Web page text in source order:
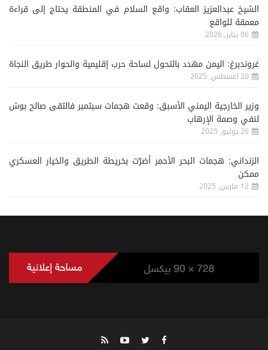
الشيخ عبدالعزيز العقاب: واقع السلام في المنطقة يحتاج إلى قراءة
معمقة للواقع
06 يناير, 2026
غروندبرغ: اليمن مهدد بالتحول لساحة حرب إقليمية والحوار طريق النجاة
20 اغسطس, 2025
وزير الخارجية اليمني الأسبق: وقعت هجمات سبتمبر فالتقى صالح بوش
لنفي وصمة الإرهاب
26 يوليو, 2025
الزنداني: هجمات البحر الأحمر أضرّت بخريطة الطريق والخيار العسكري
ممكن
12 مارس, 2025